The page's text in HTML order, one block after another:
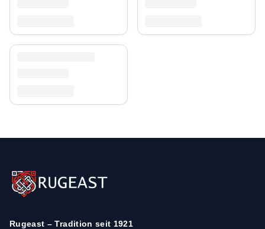
Rugeast – Tradition seit 1921